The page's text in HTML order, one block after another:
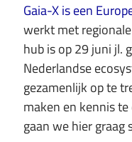
Gaia-X is een
werkt met
hub is op 29 juni jl.
Nederlandse
gezamenlijk op te
maken en kennis
gaan we hier